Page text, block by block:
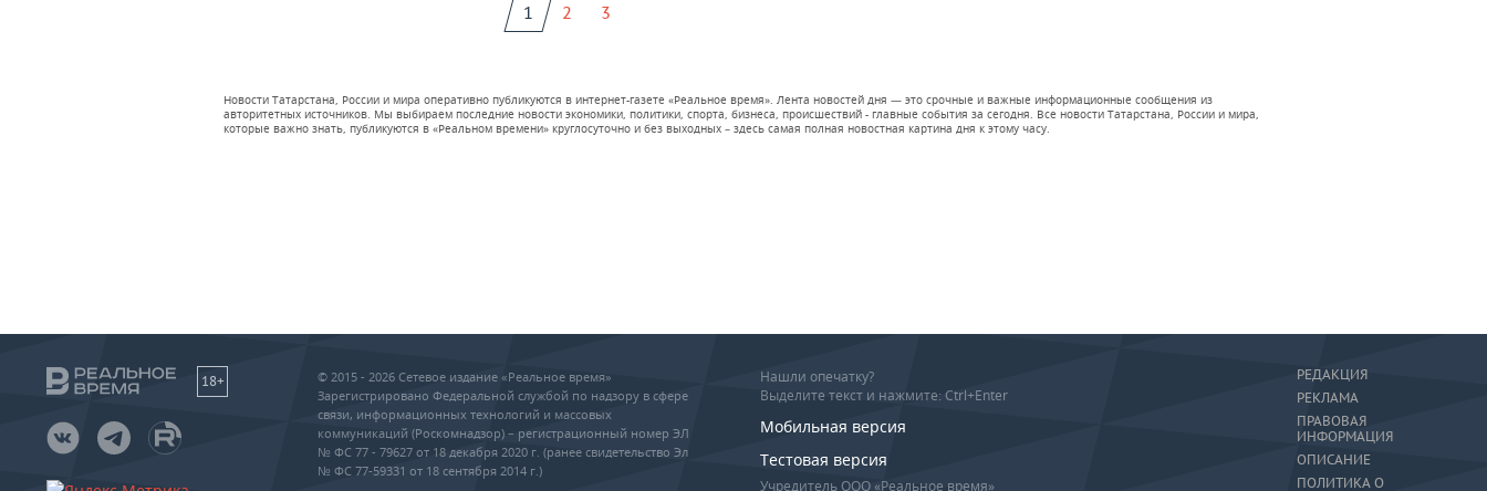
1 2 3
Новости Татарстана, России и мира оперативно публикуются в интернет-газете «Реальное время». Лента новостей дня — это срочные и важные информационные сообщения из
авторитетных источников. Мы выбираем последние новости экономики, политики, спорта, бизнеса, происшествий - главные события за сегодня. Все новости Татарстана, России и мира,
которые важно знать, публикуются в «Реальном времени» круглосуточно и без выходных – здесь самая полная новостная картина дня к этому часу.
18+
© 2015 - 2026 Сетевое издание «Реальное время»
Зарегистрировано Федеральной службой по надзору в сфере
связи, информационных технологий и массовых
коммуникаций (Роскомнадзор) – регистрационный номер ЭЛ
№ ФС 77 - 79627 от 18 декабря 2020 г. (ранее свидетельство Эл
№ ФС 77-59331 от 18 сентября 2014 г.)
Нашли опечатку?
Выделите текст и нажмите: Ctrl+Enter
Мобильная версия
Тестовая версия
Учредитель ООО «Реальное время»
РЕДАКЦИЯ
РЕКЛАМА
ПРАВОВАЯ
ИНФОРМАЦИЯ
ОПИСАНИЕ
ПОЛИТИКА О